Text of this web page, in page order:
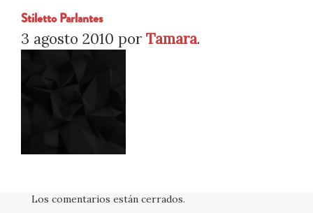
Stiletto Parlantes
3 agosto 2010 por Tamara.
Los comentarios están cerrados.